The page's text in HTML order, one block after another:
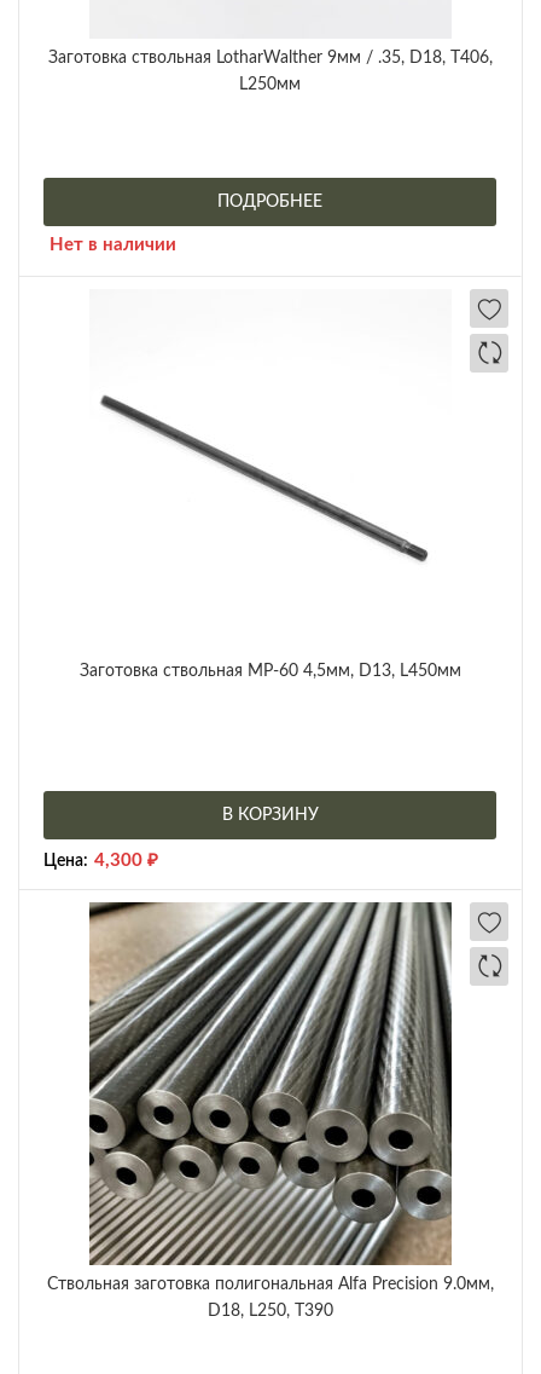
Заготовка ствольная LotharWalther 9мм / .35, D18, Т406,
L250мм
ПОДРОБНЕЕ
Нет в наличии
Заготовка ствольная МР-60 4,5мм, D13, L450мм
В КОРЗИНУ
Цена: 4,300 ₽
Ствольная заготовка полигональная Alfa Precision 9.0мм,
D18, L250, T390